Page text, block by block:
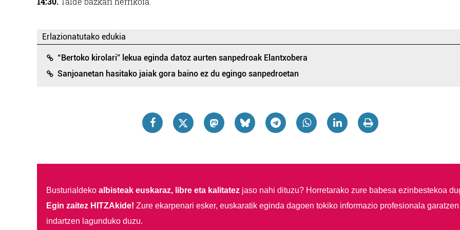
Erlazionatutako edukia
“Bertoko kirolari” lekua eginda datoz aurten sanpedroak Elantxobera
Sanjoanetan hasitako jaiak gora baino ez du egingo sanpedroetan
Busturialdeko albisteak euskaraz, libre eta kalitatezjaso nahi dituzu? Horretarako zure babesa ezinbestekoa
Egin zaitez HITZAkide! Zure ekarpenari esker, euskaratik eginda dagoen tokiko informazio profesionala garatzen
indartzen lagunduko duzu.